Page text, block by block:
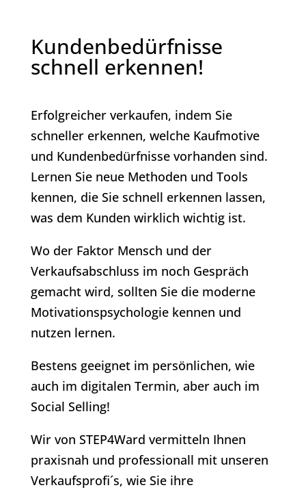
Kundenbedürfnisse
schnell erkennen!
Erfolgreicher verkaufen, indem Sie
schneller erkennen, welche Kaufmotive
und Kundenbedürfnisse vorhanden sind.
Lernen Sie neue Methoden und Tools
kennen, die Sie schnell erkennen lassen,
was dem Kunden wirklich wichtig ist.
Wo der Faktor Mensch und der
Verkaufsabschluss im noch Gespräch
gemacht wird, sollten Sie die moderne
Motivationspsychologie kennen und
nutzen lernen.
Bestens geeignet im persönlichen, wie
auch im digitalen Termin, aber auch im
Social Selling!
Wir von STEP4Ward vermitteln Ihnen
praxisnah und professionall mit unseren
Verkaufsprofi´s, wie Sie ihre